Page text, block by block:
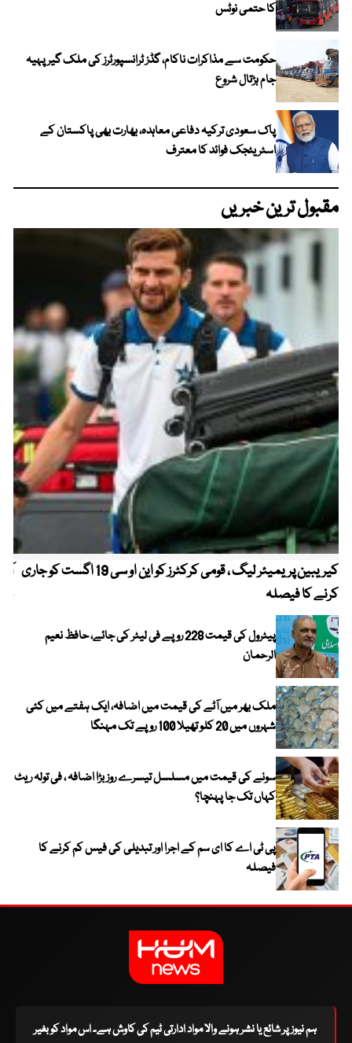
کا حتمی نوٹس
حکومت سے مذاکرات ناکام، گڈز ٹرانسپورٹرز کی ملک گیر پہیہ
جام ہڑتال شروع
پاک سعودی ترکیہ دفاعی معاہدہ، بھارت بھی پاکستان کے
اسٹریٹجک فوائد کا معترف
مقبول ترین خبریں
کیریبین پریمیئر لیگ ، قومی کرکٹرز کو این او سی 19 اگست کو جاری
کرنے کا فیصلہ
پیٹرول کی قیمت 228 روپے فی لیٹر کی جائے، حافظ نعیم
الرحمان
ملک بھر میں آٹے کی قیمت میں اضافہ، ایک ہفتے میں کئی
شہروں میں 20 کلو تھیلا 100 روپے تک مہنگا
سونے کی قیمت میں مسلسل تیسرے روز بڑا اضافہ ، فی تولہ ریٹ
کہاں تک جا پہنچا؟
پی ٹی اے کا ای سم کے اجرا اور تبدیلی کی فیس کم کرنے کا
فیصلہ
ہم نیوز پر شائع یا نشر ہونے والا مواد ادارتی ٹیم کی کاوش ہے۔ اس مواد کو بغیر